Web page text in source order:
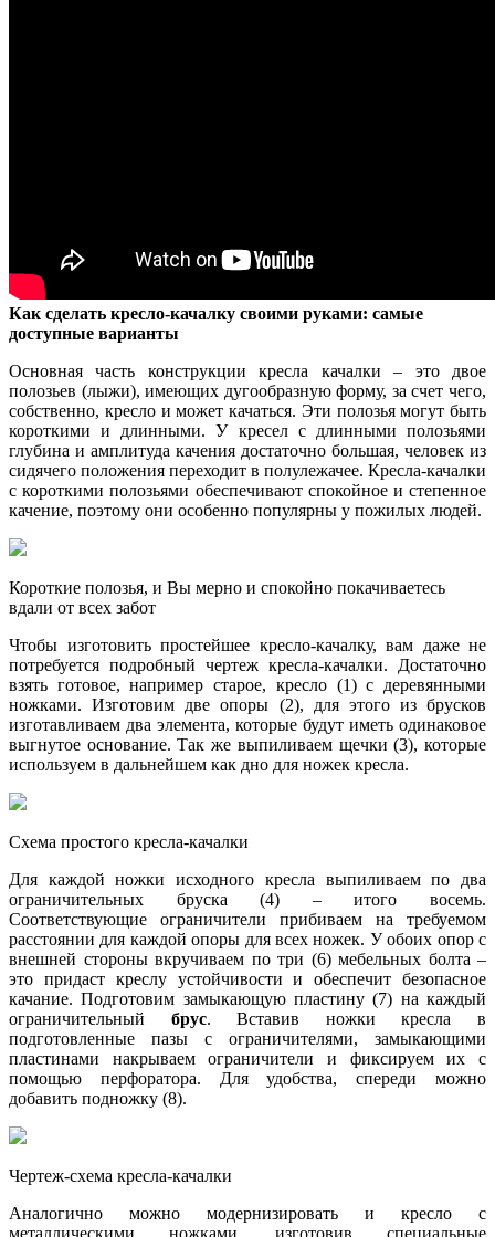
Как сделать кресло-качалку своими руками: самые
доступные варианты
Основная часть конструкции кресла качалки – это двое
полозьев (лыжи), имеющих дугообразную форму, за счет чего,
собственно, кресло и может качаться. Эти полозья могут быть
короткими и длинными. У кресел с длинными полозьями
глубина и амплитуда качения достаточно большая, человек из
сидячего положения переходит в полулежачее. Кресла-качалки
с короткими полозьями обеспечивают спокойное и степенное
качение, поэтому они особенно популярны у пожилых людей.
Короткие полозья, и Вы мерно и спокойно покачиваетесь
вдали от всех забот
Чтобы изготовить простейшее кресло-качалку, вам даже не
потребуется подробный чертеж кресла-качалки. Достаточно
взять готовое, например старое, кресло (1) с деревянными
ножками. Изготовим две опоры (2), для этого из брусков
изготавливаем два элемента, которые будут иметь одинаковое
выгнутое основание. Так же выпиливаем щечки (3), которые
используем в дальнейшем как дно для ножек кресла.
Схема простого кресла-качалки
Для каждой ножки исходного кресла выпиливаем по два
ограничительных бруска (4) – итого восемь.
Соответствующие ограничители прибиваем на требуемом
расстоянии для каждой опоры для всех ножек. У обоих опор с
внешней стороны вкручиваем по три (6) мебельных болта –
это придаст креслу устойчивости и обеспечит безопасное
качание. Подготовим замыкающую пластину (7) на каждый
ограничительный брус. Вставив ножки кресла в
подготовленные пазы с ограничителями, замыкающими
пластинами накрываем ограничители и фиксируем их с
помощью перфоратора. Для удобства, спереди можно
добавить подножку (8).
Чертеж-схема кресла-качалки
Аналогично можно модернизировать и кресло с
металлическими ножками, изготовив специальные